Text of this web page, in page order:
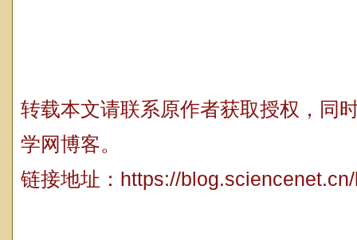
转载本文请联系原作者获取授权，同
学网博客。
链接地址： https://